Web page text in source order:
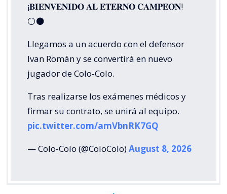
¡𝐁𝐈𝐄𝐍𝐕𝐄𝐍𝐈𝐃𝐎 𝐀𝐋 𝐄𝐓𝐄𝐑𝐍𝐎 𝐂𝐀𝐌𝐏𝐄𝐎́𝐍!
⚪⚫
Llegamos a un acuerdo con el defensor
Ivan Román y se convertirá en nuevo
jugador de Colo-Colo.
Tras realizarse los exámenes médicos y
firmar su contrato, se unirá al equipo.
pic.twitter.com/amVbnRK7GQ
— Colo-Colo (@ColoColo)August 8, 2026